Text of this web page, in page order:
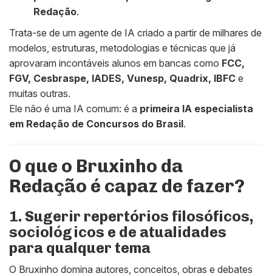
Redação.
Trata-se de um agente de IA criado a partir de milhares de
modelos, estruturas, metodologias e técnicas que já
aprovaram incontáveis alunos em bancas como FCC,
FGV, Cesbraspe, IADES, Vunesp, Quadrix, IBFC e
muitas outras.
Ele não é uma IA comum: é a primeira IA especialista
em Redação de Concursos do Brasil.
O que o Bruxinho da
Redação é capaz de fazer?
1. Sugerir repertórios filosóficos,
sociológicos e de atualidades
para qualquer tema
O Bruxinho domina autores, conceitos, obras e debates